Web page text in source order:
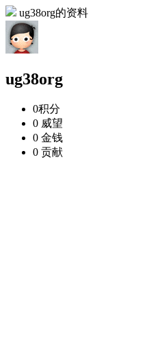
ug38org的资料
ug38org
0积分
0 威望
0 金钱
0 贡献